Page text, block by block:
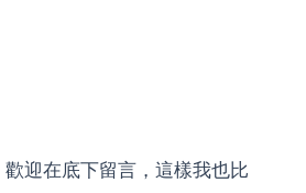
迎在底下留言，這樣我也比